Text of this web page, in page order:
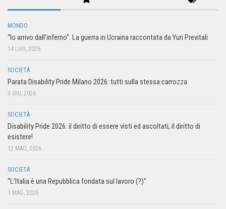
MONDO
“Io arrivo dall’inferno”. La guerra in Ucraina raccontata da Yuri Previtali
14 LUG, 2026
SOCIETÀ
Parata Disability Pride Milano 2026: tutti sulla stessa carrozza
3 GIU, 2026
SOCIETÀ
Disability Pride 2026: il diritto di essere visti ed ascoltati, il diritto di
esistere!
12 MAG, 2026
SOCIETÀ
“L’Italia è una Repubblica fondata sul lavoro (?)”
1 MAG, 2026